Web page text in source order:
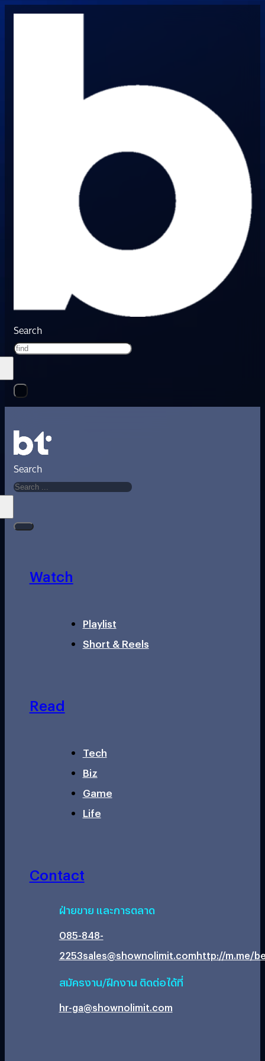
Search
Search
Watch
Playlist
Short & Reels
Read
Tech
Biz
Game
Life
Contact
ฝ่ายขาย และการตลาด
085-848-
2253sales@shownolimit.comhttp://m.me/
สมัครงาน/ฝึกงาน ติดต่อได้ที่
hr-ga@shownolimit.com